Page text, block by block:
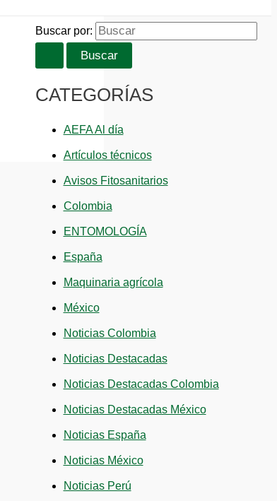
Buscar por:
CATEGORÍAS
AEFA Al día
Artículos técnicos
Avisos Fitosanitarios
Colombia
ENTOMOLOGÍA
España
Maquinaria agrícola
México
Noticias Colombia
Noticias Destacadas
Noticias Destacadas Colombia
Noticias Destacadas México
Noticias España
Noticias México
Noticias Perú